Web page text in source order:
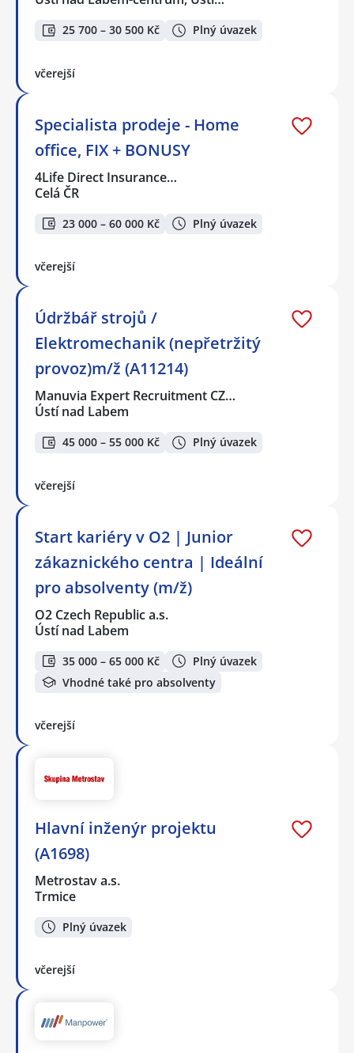
25 700 – 30 500 Kč Plný úvazek
včerejší
Specialista prodeje - Home
office, FIX + BONUSY
4Life Direct Insurance…
Celá ČR
23 000 – 60 000 Kč Plný úvazek
včerejší
Údržbář strojů /
Elektromechanik (nepřetržitý
provoz)m/ž (A11214)
Manuvia Expert Recruitment CZ…
Ústí nad Labem
45 000 – 55 000 Kč Plný úvazek
včerejší
Start kariéry v O2 | Junior
zákaznického centra | Ideální
pro absolventy (m/ž)
O2 Czech Republic a.s.
Ústí nad Labem
35 000 – 65 000 Kč
Plný úvazek
Vhodné také pro absolventy
včerejší
Hlavní inženýr projektu
(A1698)
Metrostav a.s.
Trmice
Plný úvazek
včerejší